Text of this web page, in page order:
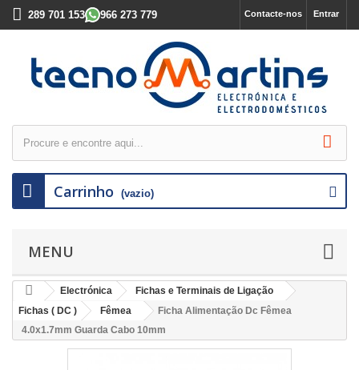
Entrar
Contacte-nos
289 701 153 966 273 779
Carrinho (vazio)
MENU
Electrónica
Fichas e Terminais de Ligação
Fichas ( DC )
Fêmea
Ficha Alimentação Dc Fêmea
4.0x1.7mm Guarda Cabo 10mm